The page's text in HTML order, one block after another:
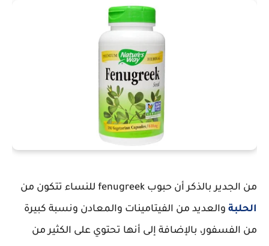
من الجدير بالذكر أن حبوب fenugreek للنساء تتكون من
الحلبة والعديد من الفيتامينات والمعادن ونسبة كبيرة
من الفسفور، بالإضافة إلى أنها تحتوي على الكثير من